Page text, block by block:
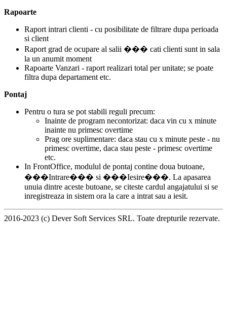
Rapoarte
Raport intrari clienti - cu posibilitate de filtrare dupa perioada
si client
Raport grad de ocupare al salii ��� cati clienti sunt in sala
la un anumit moment
Rapoarte Vanzari - raport realizari total per unitate; se poate
filtra dupa departament etc.
Pontaj
Pentru o tura se pot stabili reguli precum:
Inainte de program necontorizat: daca vin cu x minute
inainte nu primesc overtime
Prag ore suplimentare: daca stau cu x minute peste - nu
primesc overtime, daca stau peste - primesc overtime
etc.
In FrontOffice, modulul de pontaj contine doua butoane,
���Intrare��� si ���Iesire���. La apasarea
unuia dintre aceste butoane, se citeste cardul angajatului si se
inregistreaza in sistem ora la care a intrat sau a iesit.
2016-2023 (c) Dever Soft Services SRL. Toate drepturile rezervate.